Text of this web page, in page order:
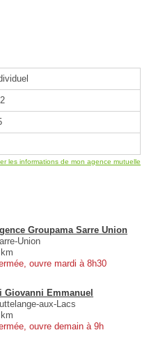
les informations de mon agence mutuelle
Groupama Sarre Union
Union
ouvre mardi à 8h30
Giovanni Emmanuel
aux-Lacs
ouvre demain à 9h